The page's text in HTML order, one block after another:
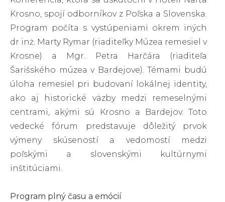
Krosno, spojí odborníkov z Poľska a Slovenska.
Program počíta s vystúpeniami okrem iných
dr inż. Marty Rymar (riaditeľky Múzea remesiel v
Krosne) a Mgr. Petra Harčára (riaditeľa
Šarišského múzea v Bardejove). Témami budú
úloha remesiel pri budovaní lokálnej identity,
ako aj historické väzby medzi remeselnými
centrami, akými sú Krosno a Bardejov. Toto
vedecké fórum predstavuje dôležitý prvok
výmeny skúseností a vedomostí medzi
poľskými a slovenskými kultúrnymi
inštitúciami.
Program plný času a emócií